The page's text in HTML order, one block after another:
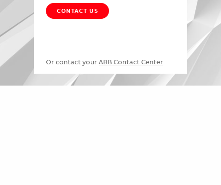
CONTACT US
Or contact your ABB Contact Center